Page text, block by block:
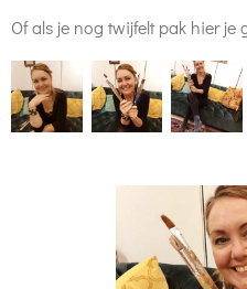
Of als je nog twijfelt pak hier je